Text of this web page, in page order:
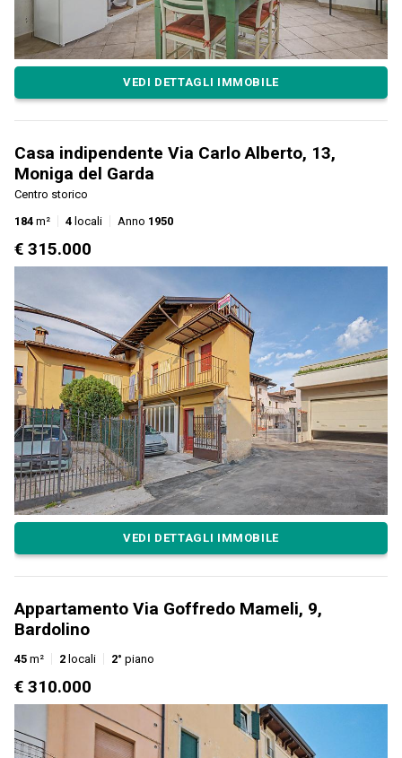
VEDI DETTAGLI IMMOBILE
Casa indipendente Via Carlo Alberto, 13,
Moniga del Garda
Centro storico
184 m² 4 locali Anno 1950
€ 315.000
VEDI DETTAGLI IMMOBILE
Appartamento Via Goffredo Mameli, 9,
Bardolino
45 m² 2 locali 2° piano
€ 310.000